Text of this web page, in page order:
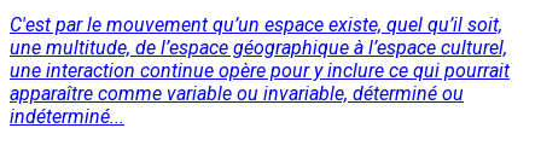
C'est par le mouvement qu’un espace existe, quel qu’il soit,
une multitude, de l’espace géographique à l’espace culturel,
une interaction continue opère pour y inclure ce qui pourrait
apparaître comme variable ou invariable, déterminé ou
indéterminé...